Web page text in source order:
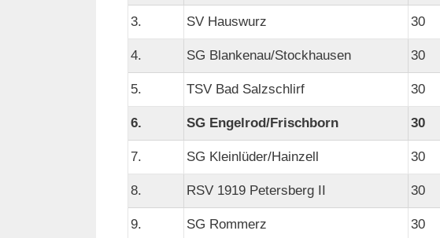
3. SV Hauswurz 30
4. SG Blankenau/Stockhausen 30
5. TSV Bad Salzschlirf 30
6. SG Engelrod/Frischborn 30
7. SG Kleinlüder/Hainzell 30
8. RSV 1919 Petersberg II 30
9. SG Rommerz 30